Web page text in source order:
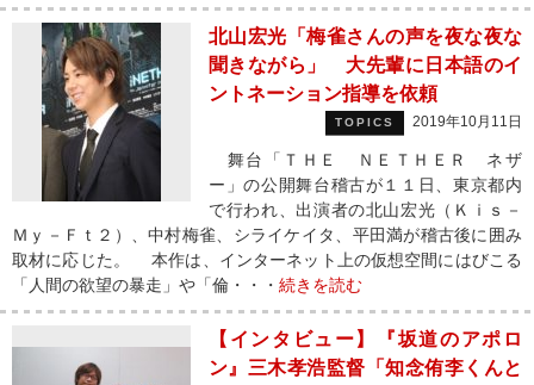
北山宏光「梅雀さんの声を夜な夜な
聞きながら」 大先輩に日本語のイ
ントネーション指導を依頼
TOPICS 2019年10月11日
舞台「ＴＨＥ ＮＥＴＨＥＲ ネザ
ー」の公開舞台稽古が１１日、東京都内
で行われ、出演者の北山宏光（Ｋｉｓ－
Ｍｙ－Ｆｔ２）、中村梅雀、シライケイタ、平田満が稽古後に囲み
取材に応じた。 本作は、インターネット上の仮想空間にはびこる
「人間の欲望の暴走」や「倫・・・ 続きを読む
【インタビュー】『坂道のアポロ
ン』三木孝浩監督「知念侑李くんと